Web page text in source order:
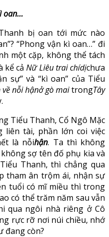
oan…
bị oan tới mức nào
“Phong vận kì oan…” đi
một cặp, không thể tách
kể cảNữ Liêu trai chídịchưa
sự” và “kì oan” của Tiểu
nỗi hậnở gò maitrongTây
Tiểu Thanh, Cổ Ngô Mặc
liên tài, phần lớn coi việc
là nỗihận. Ta thì không
sợ tên đố phụ kia và
Thanh, thì chẳng qua
tham ân trộm ái, nhận sự
tuổi có mĩ miều thì trong
có thể trăm năm sau vẫn
qua ngôi nhà riêng ở Cô
rực rỡ nơi núi chiều, nhớ
đang còn?